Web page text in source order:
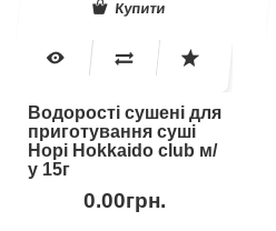
Купити
Водорості сушені для
приготування суші
Норі Hokkaido club м/
у 15г
0.00грн.